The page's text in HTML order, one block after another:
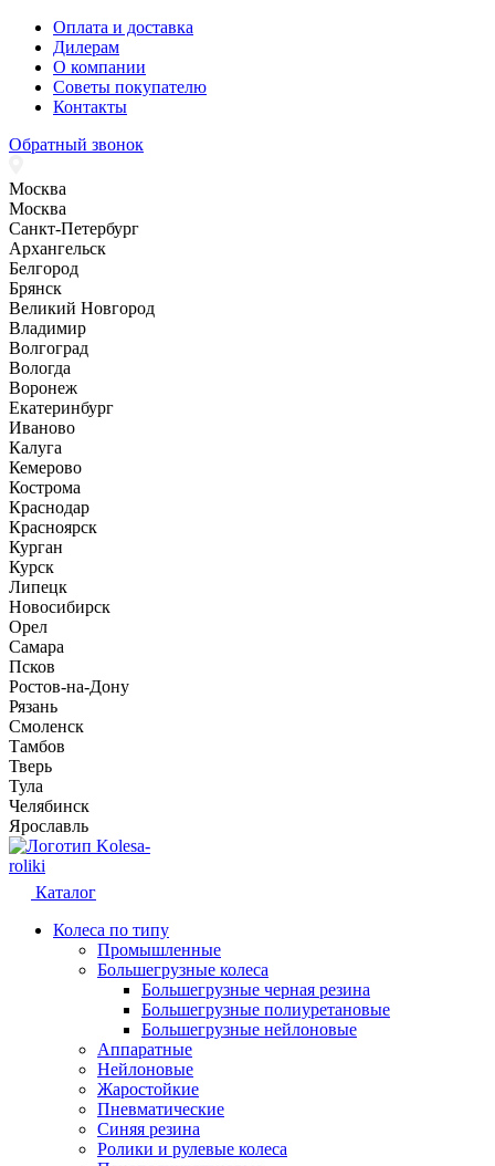
Оплата и доставка
Дилерам
О компании
Советы покупателю
Контакты
Обратный звонок
Москва
Москва
Санкт-Петербург
Архангельск
Белгород
Брянск
Великий Новгород
Владимир
Волгоград
Вологда
Воронеж
Екатеринбург
Иваново
Калуга
Кемерово
Кострома
Краснодар
Красноярск
Курган
Курск
Липецк
Новосибирск
Орел
Самара
Псков
Ростов-на-Дону
Рязань
Смоленск
Тамбов
Тверь
Тула
Челябинск
Ярославль
Kolesa-
roliki
Каталог
Колеса по типу
Промышленные
Большегрузные колеса
Большегрузные черная резина
Большегрузные полиуретановые
Большегрузные нейлоновые
Аппаратные
Нейлоновые
Жаростойкие
Пневматические
Синяя резина
Ролики и рулевые колеса